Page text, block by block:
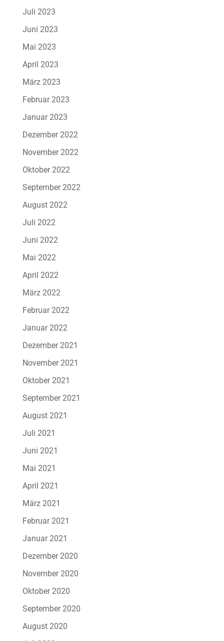
Juli 2023
Juni 2023
Mai 2023
April 2023
März 2023
Februar 2023
Januar 2023
Dezember 2022
November 2022
Oktober 2022
September 2022
August 2022
Juli 2022
Juni 2022
Mai 2022
April 2022
März 2022
Februar 2022
Januar 2022
Dezember 2021
November 2021
Oktober 2021
September 2021
August 2021
Juli 2021
Juni 2021
Mai 2021
April 2021
März 2021
Februar 2021
Januar 2021
Dezember 2020
November 2020
Oktober 2020
September 2020
August 2020